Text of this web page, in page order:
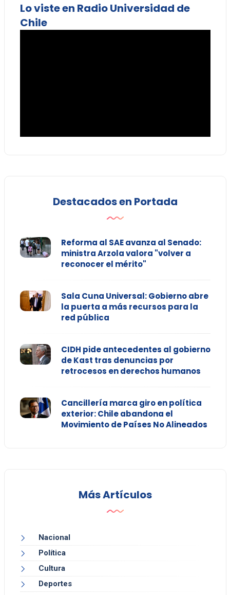
Lo viste en Radio Universidad de
Chile
Destacados en Portada
Reforma al SAE avanza al Senado:
ministra Arzola valora "volver a
reconocer el mérito"
Sala Cuna Universal: Gobierno abre
la puerta a más recursos para la
red pública
CIDH pide antecedentes al gobierno
de Kast tras denuncias por
retrocesos en derechos humanos
Cancillería marca giro en política
exterior: Chile abandona el
Movimiento de Países No Alineados
Más Artículos
Nacional
Política
Cultura
Deportes